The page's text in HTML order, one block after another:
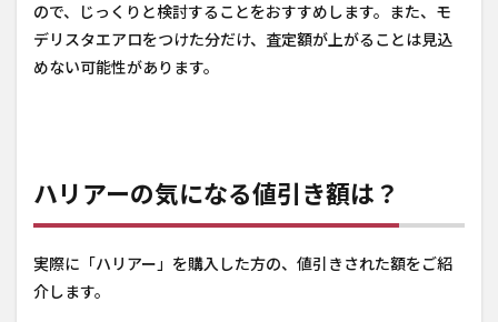
ので、じっくりと検討することをおすすめします。また、モ
デリスタエアロをつけた分だけ、査定額が上がることは見込
めない可能性があります。
ハリアーの気になる値引き額は？
実際に「ハリアー」を購入した方の、値引きされた額をご紹
介します。